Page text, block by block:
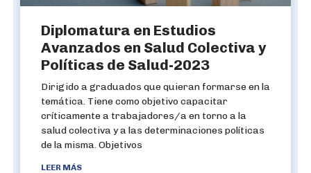
Diplomatura en Estudios
Avanzados en Salud Colectiva y
Políticas de Salud-2023
Dirigido a graduados que quieran formarse en la
temática. Tiene como objetivo capacitar
críticamente a trabajadores/a en torno a la
salud colectiva y a las determinaciones políticas
de la misma. Objetivos
LEER MÁS